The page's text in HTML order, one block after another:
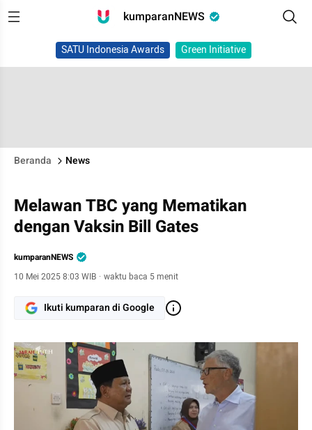
kumparanNEWS
SATU Indonesia Awards Green Initiative
Beranda News
Melawan TBC yang Mematikan
dengan Vaksin Bill Gates
kumparanNEWS
10 Mei 2025 8:03 WIB · waktu baca 5 menit
Ikuti kumparan di Google